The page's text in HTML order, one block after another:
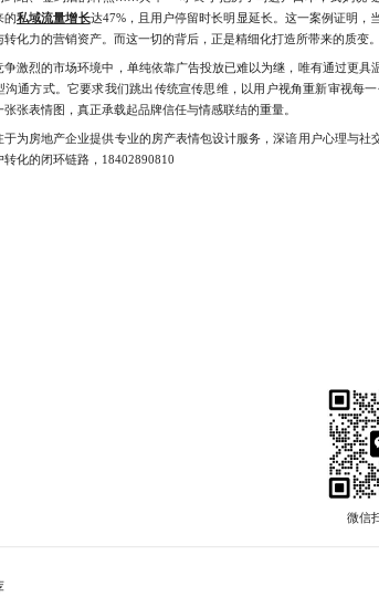
的私域流量增长达47%，且用户停留时长明显延长。这一案例证明
化力的营销资产。而这一切的背后，正是精细化打造所带来的质变。
烈的市场环境中，单纯依靠广告投放已难以为继，唯有通过更具
沟通方式。它要求我们跳出传统宣传思维，以用户视角重新审视每
张表情图，真正承载起品牌信任与情感联结的重量。
房地产企业提供专业的房产表情包设计服务，深谙用户心理与社
转化的闭环链路，18402890810